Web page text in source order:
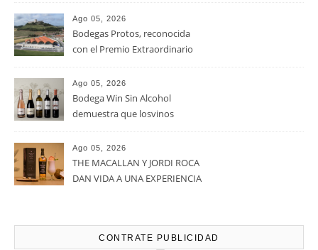
Ago 05, 2026
Bodegas Protos, reconocida
con el Premio Extraordinario
casi un siglo de excelencia
vitivinícola
Ago 05, 2026
Bodega Win Sin Alcohol
demuestra que losvinos
calidadcomienzan a diseñarse
en el viñedo
Ago 05, 2026
THE MACALLAN Y JORDI ROCA
DAN VIDA A UNA EXPERIENCIA
HARMONY COLLECTION
CONTRATE PUBLICIDAD